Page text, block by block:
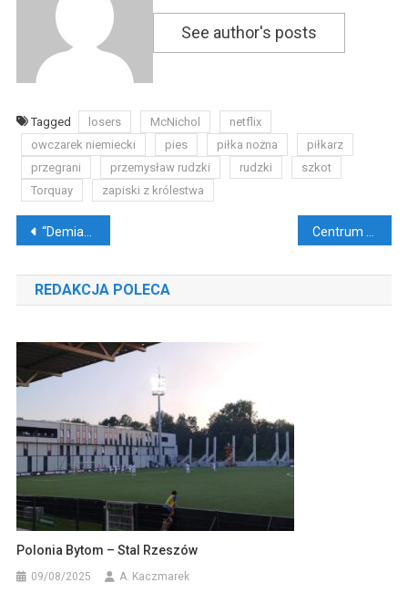
See author's posts
Tagged losers McNichol
netflix
owczarek niemiecki
pies piłka nożna
piłkarz
przegrani
przemysław rudzki rudzki
szkot
Torquay
zapiski z królestwa
Nawigacja
wpisu
“Demian” i Kain w podróży za samym sobą
REDAKCJA POLECA
Polonia Bytom – Stal Rzeszów
09/08/2025 A. Kaczmarek